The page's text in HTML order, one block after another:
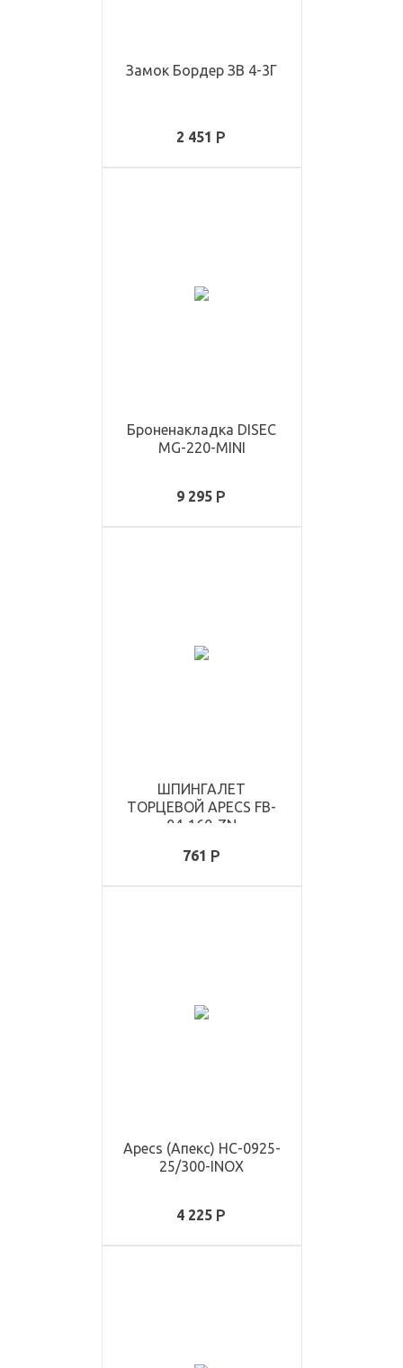
Замок Бордер ЗВ 4-3Г
2 451
Броненакладка DISEC
MG-220-MINI
9 295
ШПИНГАЛЕТ
ТОРЦЕВОЙ APECS FB-
04-160-ZN
761
Apecs (Апекс) HC-0925-
25/300-INOX
4 225